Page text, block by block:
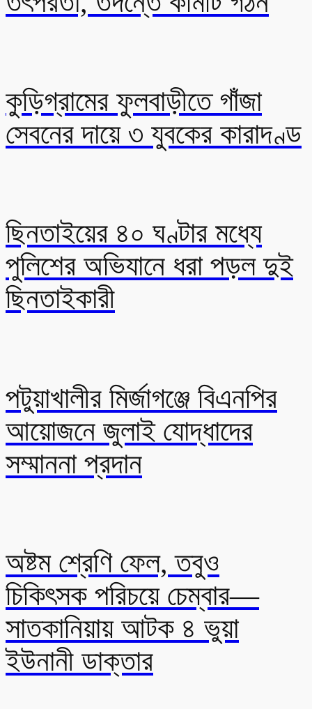
কুড়িগ্রামের ফুলবাড়ীতে গাঁজা
সেবনের দায়ে ৩ যুবকের কারাদণ্ড
ছিনতাইয়ের ৪০ ঘণ্টার মধ্যে
পুলিশের অভিযানে ধরা পড়ল দুই
ছিনতাইকারী
পটুয়াখালীর মির্জাগঞ্জে বিএনপির
আয়োজনে জুলাই যোদ্ধাদের
সম্মাননা প্রদান
অষ্টম শ্রেণি ফেল, তবুও
চিকিৎসক পরিচয়ে চেম্বার—
সাতকানিয়ায় আটক ৪ ভুয়া
ইউনানী ডাক্তার